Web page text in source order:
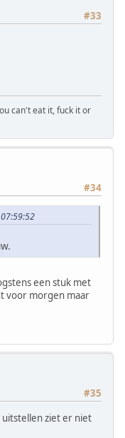
#33
can't eat it, fuck it or
#34
een stuk met
voor morgen maar
#35
ziet er niet